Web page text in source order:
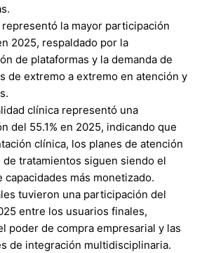
la mayor participación
2025, respaldado por la
de plataformas y la demanda de
de extremo a extremo en atención y
clínica representó una
del 55.1% en 2025, indicando que
clínica, los planes de atención
de tratamientos siguen siendo el
capacidades más monetizado.
tuvieron una participación del
entre los usuarios finales,
poder de compra empresarial y las
de integración multidisciplinaria.